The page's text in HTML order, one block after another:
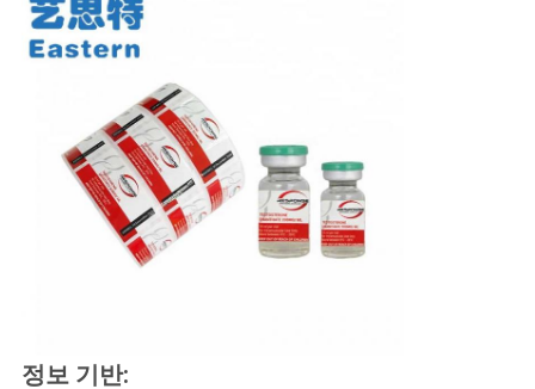
정보 기반: